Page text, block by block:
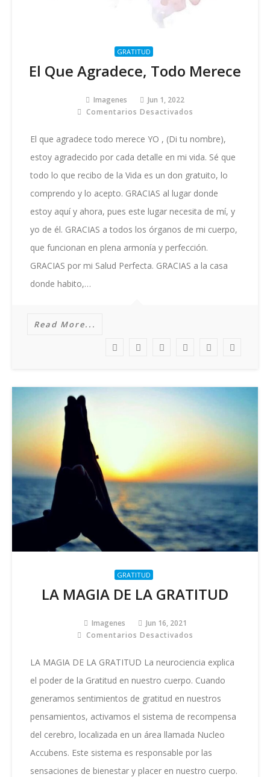
GRATITUD
El Que Agradece, Todo Merece
Imagenes
Jun 1, 2022
Comentarios Desactivados
Que
Todo
Merece
El que agradece todo merece YO , (Di tu nombre),
estoy agradecido por cada detalle en mi vida. Sé que
todo lo que recibo de la Vida es un don gratuito, lo
comprendo y lo acepto. GRACIAS al lugar donde
estoy aquí y ahora, pues este lugar necesita de mí, y
yo de él. GRACIAS a todos los órganos de mi cuerpo,
que funcionan en plena armonía y perfección.
GRACIAS por mi Salud Perfecta. GRACIAS a la casa
donde habito,…
Read More...
GRATITUD
LA MAGIA DE LA GRATITUD
Imagenes
Jun 16, 2021
Comentarios Desactivados
MAGIA
LA
GRATITUD
LA MAGIA DE LA GRATITUD La neurociencia explica
el poder de la Gratitud en nuestro cuerpo. Cuando
generamos sentimientos de gratitud en nuestros
pensamientos, activamos el sistema de recompensa
del cerebro, localizada en un área llamada Nucleo
Accubens. Este sistema es responsable por las
sensaciones de bienestar y placer en nuestro cuerpo.